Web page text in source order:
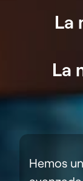
La
La
Hemos